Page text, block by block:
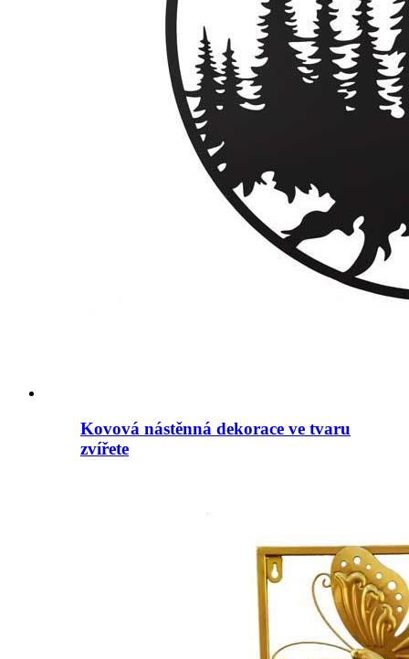
Kovová nástěnná dekorace ve tvaru
zvířete